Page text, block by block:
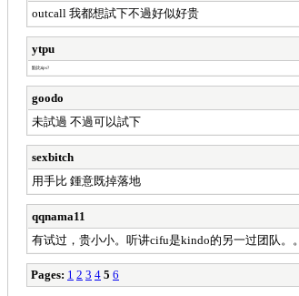
outcall 我都想試下不過好似好贵
ytpu
點比tips?
goodo
未試過 不過可以試下
sexbitch
用手比 鍾意既掉落地
qqnama11
有试过，贵小小。听讲cifu是kindo的另一过团队。。
Pages: 1 2 3 4 5 6